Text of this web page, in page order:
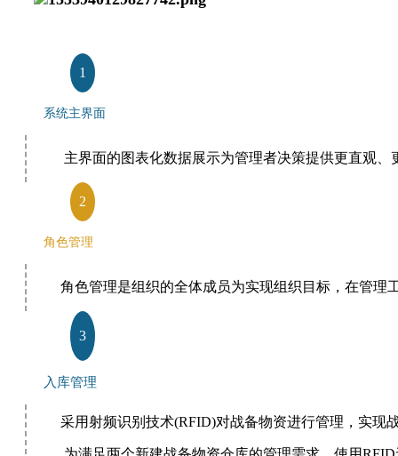
1
系统主界面
主界面的图表化数据展示为管理者决策提供更直观、
2
角色管理
角色管理是组织的全体成员为实现组织目标，在管理
3
入库管理
采用射频识别技术(RFID)对战备物资进行管理，实现